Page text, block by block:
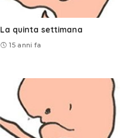
La quinta settimana
15 anni fa